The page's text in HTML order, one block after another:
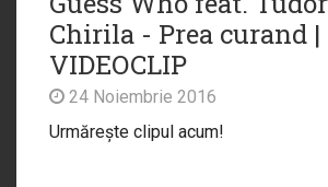
Chirila - Prea curand |
VIDEOCLIP
24 Noiembrie 2016
Urmărește clipul acum!